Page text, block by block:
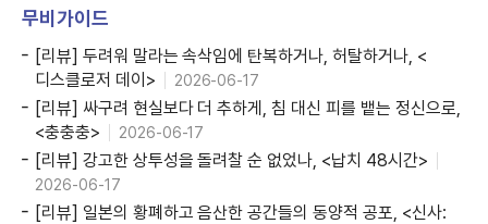
무비가이드
[리뷰] 두려워 말라는 속삭임에 탄복하거나, 허탈하거나, <
디스클로저 데이>
2026-06-17
[리뷰] 싸구려 현실보다 더 추하게, 침 대신 피를 뱉는 정신으로,
<충충충>
2026-06-17
[리뷰] 강고한 상투성을 돌려찰 순 없었나, <납치 48시간>
2026-06-17
[리뷰] 일본의 황폐하고 음산한 공간들의 동양적 공포, <신사: